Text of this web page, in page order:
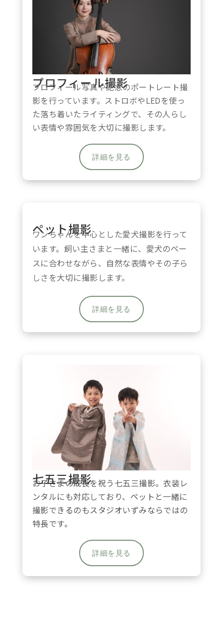
プロフィール撮影
プロフィール写真や記念のポートレート撮
影を行っています。ストロボやLEDを使っ
た落ち着いたライティングで、その人らし
い表情や雰囲気を大切に撮影します。
詳細を見る
ペット撮影
ワンちゃんを中心とした愛犬撮影を行って
います。 飼い主さまと一緒に、愛犬のペー
スに合わせながら、自然な表情やその子ら
しさを大切に撮影します。
詳細を見る
七五三撮影
お子さまの成長を祝う七五三撮影。衣装レ
ンタルにも対応しており、ペットと一緒に
撮影できるのもスタジオいずみならではの
特長です。
詳細を見る